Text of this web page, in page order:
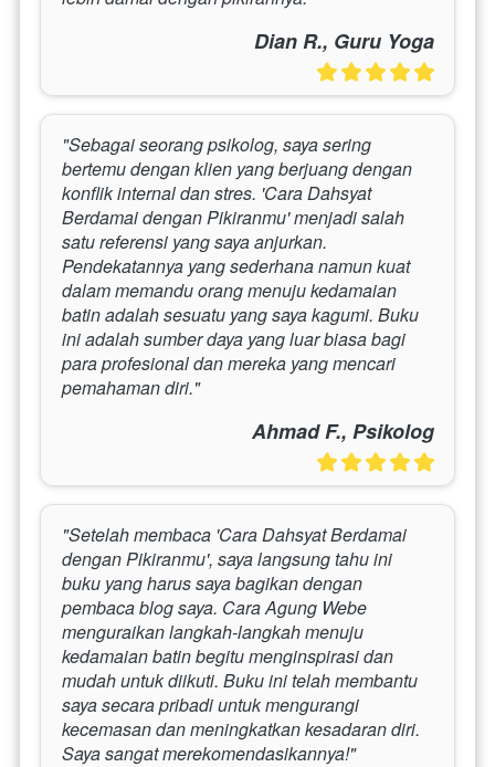
Dian R., Guru Yoga
"Sebagai seorang psikolog, saya sering
bertemu dengan klien yang berjuang dengan
konflik internal dan stres. 'Cara Dahsyat
Berdamai dengan Pikiranmu' menjadi salah
satu referensi yang saya anjurkan.
Pendekatannya yang sederhana namun kuat
dalam memandu orang menuju kedamaian
batin adalah sesuatu yang saya kagumi. Buku
ini adalah sumber daya yang luar biasa bagi
para profesional dan mereka yang mencari
pemahaman diri."
Ahmad F., Psikolog
"Setelah membaca 'Cara Dahsyat Berdamai
dengan Pikiranmu', saya langsung tahu ini
buku yang harus saya bagikan dengan
pembaca blog saya. Cara Agung Webe
menguraikan langkah-langkah menuju
kedamaian batin begitu menginspirasi dan
mudah untuk diikuti. Buku ini telah membantu
saya secara pribadi untuk mengurangi
kecemasan dan meningkatkan kesadaran diri.
Saya sangat merekomendasikannya!"